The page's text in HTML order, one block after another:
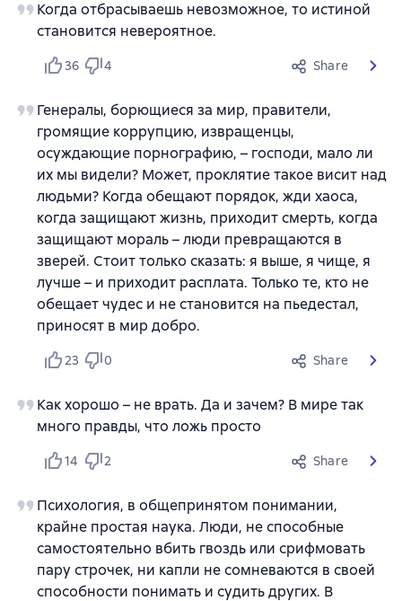
Когда отбрасываешь невозможное, то истиной
становится невероятное.
36 4 Share
Генералы, борющиеся за мир, правители,
громящие коррупцию, извращенцы,
осуждающие порнографию, – господи, мало ли
их мы видели? Может, проклятие такое висит над
людьми? Когда обещают порядок, жди хаоса,
когда защищают жизнь, приходит смерть, когда
защищают мораль – люди превращаются в
зверей. Стоит только сказать: я выше, я чище, я
лучше – и приходит расплата. Только те, кто не
обещает чудес и не становится на пьедестал,
приносят в мир добро.
23 0 Share
Как хорошо – не врать. Да и зачем? В мире так
много правды, что ложь просто
14 2 Share
Психология, в общепринятом понимании,
крайне простая наука. Люди, не способные
самостоятельно вбить гвоздь или срифмовать
пару строчек, ни капли не сомневаются в своей
способности понимать и судить других. В